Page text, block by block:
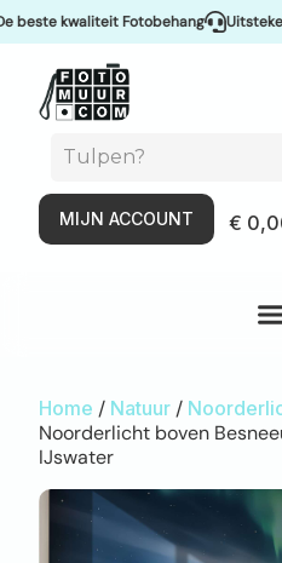
kwaliteit Fotobehang Uitstekende
MIJN ACCOUNT €
Home / Natuur /
Noorderlicht boven
IJswater